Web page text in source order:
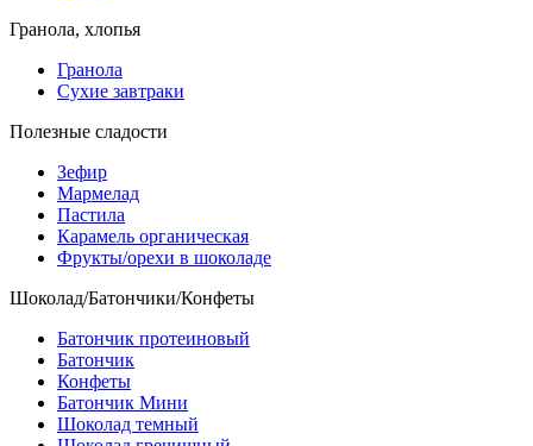
Гранола, хлопья
Гранола
Сухие завтраки
Полезные сладости
Зефир
Мармелад
Пастила
Карамель органическая
Фрукты/орехи в шоколаде
Шоколад/Батончики/Конфеты
Батончик протеиновый
Батончик
Конфеты
Батончик Мини
Шоколад темный